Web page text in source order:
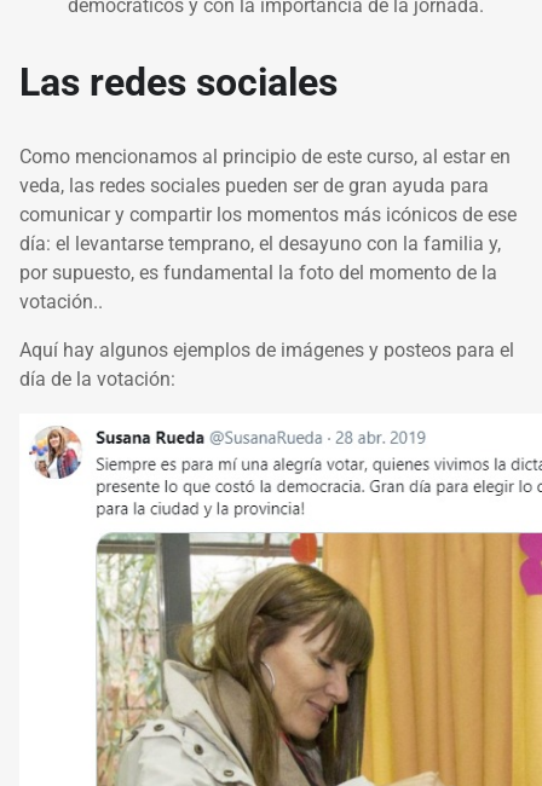
democráticos y con la importancia de la jornada.
Las redes sociales
Como mencionamos al principio de este curso, al estar en
veda, las redes sociales pueden ser de gran ayuda para
comunicar y compartir los momentos más icónicos de ese
día: el levantarse temprano, el desayuno con la familia y,
por supuesto, es fundamental la foto del momento de la
votación..
Aquí hay algunos ejemplos de imágenes y posteos para el
día de la votación: